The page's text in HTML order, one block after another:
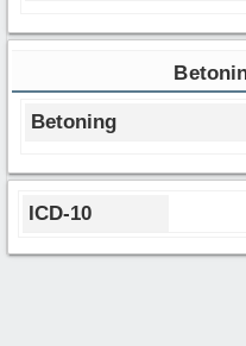
Betoning
ICD-10